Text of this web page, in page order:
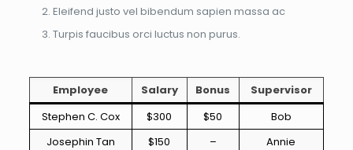
Eleifend justo vel bibendum sapien massa ac
Turpis faucibus orci luctus non purus.
Employee Salary Bonus
Supervisor
Stephen C. Cox
$300 $50
Bob
Josephin Tan
$150 –
Annie